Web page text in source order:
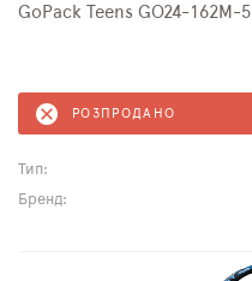
GoPack Teens GO24-162M-5
РОЗПРОДАНО
Тип:
Бренд: